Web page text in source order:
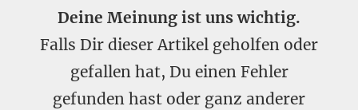
Deine Meinung ist uns wichtig.
Falls Dir dieser Artikel geholfen oder
gefallen hat, Du einen Fehler
gefunden hast oder ganz anderer